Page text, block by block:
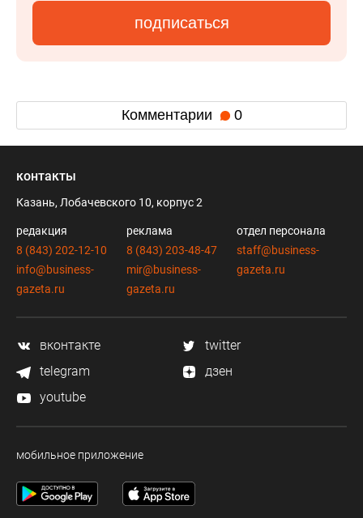
подписаться
Комментарии 0
контакты
Казань, Лобачевского 10, корпус 2
редакция
8 (843) 202-12-10
info@business-
gazeta.ru
реклама
8 (843) 203-48-47
mir@business-
gazeta.ru
отдел персонала
staff@business-
gazeta.ru
вконтакте
twitter
telegram
дзен
youtube
мобильное приложение